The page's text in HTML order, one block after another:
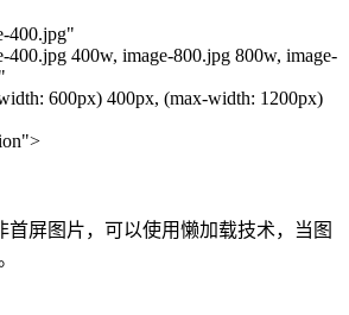
400.jpg"
400w, image-800.jpg 800w, image-
600px) 400px, (max-width: 1200px)
首屏图片，可以使用懒加载技术，当图